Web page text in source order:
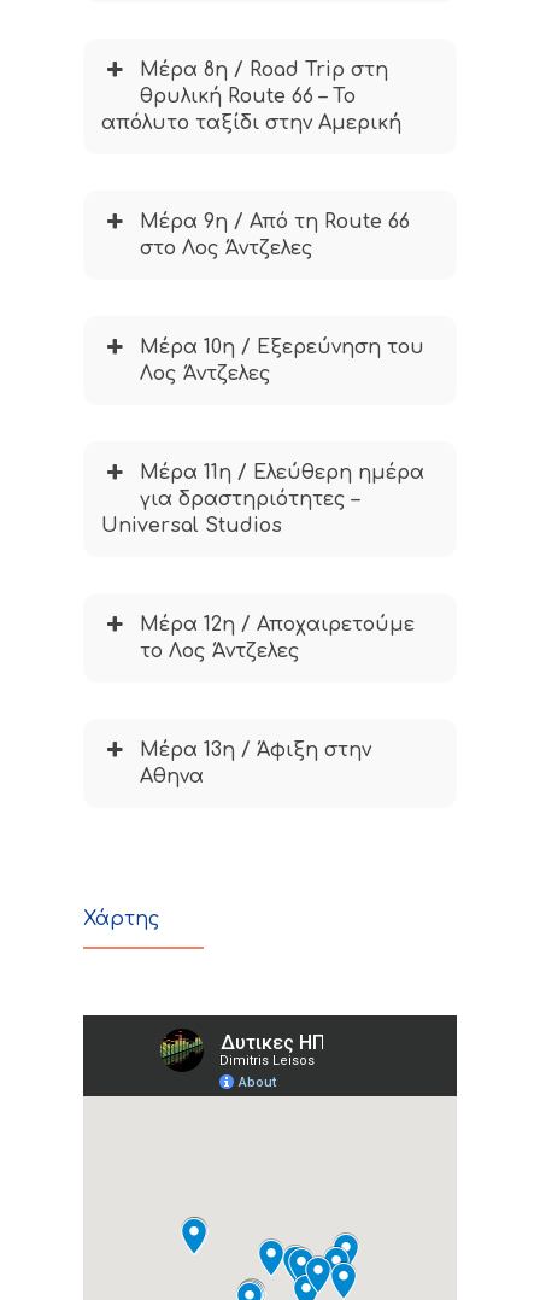
Μέρα 8η / Road Trip στη
θρυλική Route 66 – Το
απόλυτο ταξίδι στην Αμερική
Μέρα 9η / Από τη Route 66
στο Λος Άντζελες
Μέρα 10η / Εξερεύνηση του
Λος Άντζελες
Μέρα 11η / Ελεύθερη ημέρα
για δραστηριότητες –
Universal Studios
Μέρα 12η / Αποχαιρετούμε
το Λος Άντζελες
Μέρα 13η / Άφιξη στην
Αθηνα
Χάρτης